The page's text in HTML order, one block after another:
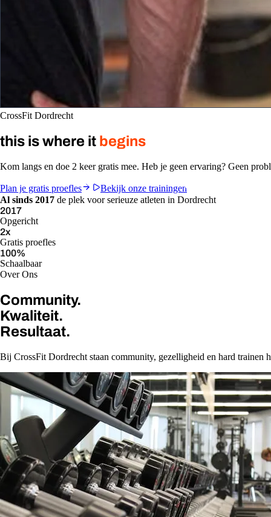
CrossFit Dordrecht
this is where it begins
Kom langs en doe 2 keer gratis mee. Heb je geen ervaring? Geen
Plan je gratis proefles
Bekijk onze trainingen
Al sinds 2017 de plek voor serieuze atleten in Dordrecht
2017
Opgericht
2x
Gratis proefles
100%
Schaalbaar
Over Ons
Community.
Kwaliteit.
Resultaat.
Bij CrossFit Dordrecht staan community, gezelligheid en hard trainen